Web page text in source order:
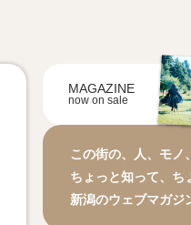
MAGAZINE
now on sale
この街の、人、モノ
ちょっと知って、ち
新潟のウェブマガジ